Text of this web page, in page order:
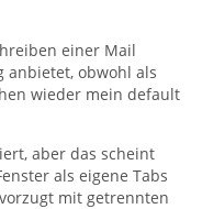
einer Mail
anbietet, obwohl als
wieder mein default
aber das scheint
als eigene Tabs
mit getrennten